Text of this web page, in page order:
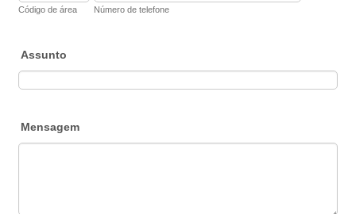
Código de área Número de telefone
Assunto
Mensagem